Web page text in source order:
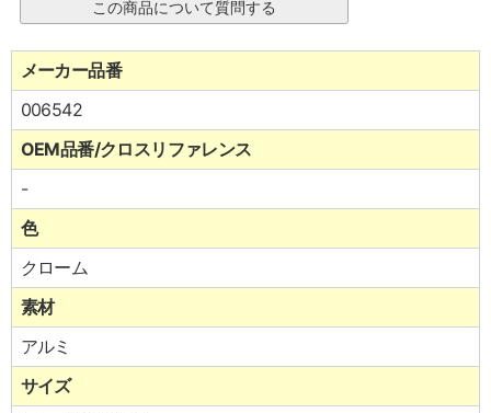
メーカー品番
006542
OEM品番/クロスリファレンス
-
色
クローム
素材
アルミ
サイズ